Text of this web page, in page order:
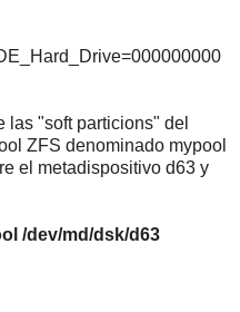
las "soft particions" del
ZFS denominado mypool
el metadispositivo d63 y
/dev/md/dsk/d63